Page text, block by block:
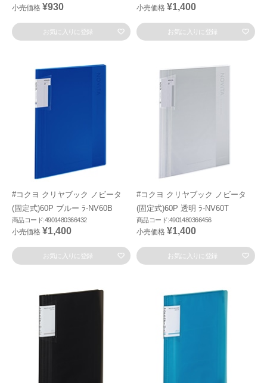
小売価格 ¥930
お気に入りに登録
小売価格 ¥1,400
お気に入りに登録
#コクヨ クリヤブック ノビータ
(固定式)60P ブルー ﾗ-NV60B
商品コード:4901480366432
小売価格 ¥1,400
お気に入りに登録
#コクヨ クリヤブック ノビータ
(固定式)60P 透明 ﾗ-NV60T
商品コード:4901480366456
小売価格 ¥1,400
お気に入りに登録